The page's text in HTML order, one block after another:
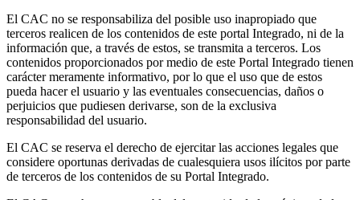
El CAC no se responsabiliza del posible uso inapropiado que
terceros realicen de los contenidos de este portal Integrado, ni de la
información que, a través de estos, se transmita a terceros. Los
contenidos proporcionados por medio de este Portal Integrado tienen
carácter meramente informativo, por lo que el uso que de estos
pueda hacer el usuario y las eventuales consecuencias, daños o
perjuicios que pudiesen derivarse, son de la exclusiva
responsabilidad del usuario.
El CAC se reserva el derecho de ejercitar las acciones legales que
considere oportunas derivadas de cualesquiera usos ilícitos por parte
de terceros de los contenidos de su Portal Integrado.